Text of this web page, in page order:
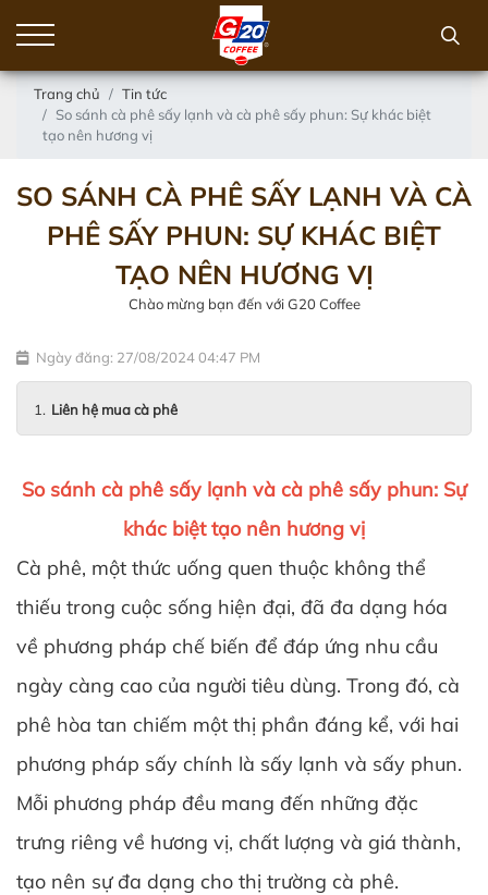
Trang chủ
Tin tức
So sánh cà phê sấy lạnh và cà phê sấy phun: Sự khác biệt
tạo nên hương vị
SO SÁNH CÀ PHÊ SẤY LẠNH VÀ CÀ
PHÊ SẤY PHUN: SỰ KHÁC BIỆT
TẠO NÊN HƯƠNG VỊ
Chào mừng bạn đến với G20 Coffee
Ngày đăng: 27/08/2024 04:47 PM
Liên hệ mua cà phê
So sánh cà phê sấy lạnh và cà phê sấy phun: Sự
khác biệt tạo nên hương vị
Cà phê, một thức uống quen thuộc không thể
thiếu trong cuộc sống hiện đại, đã đa dạng hóa
về phương pháp chế biến để đáp ứng nhu cầu
ngày càng cao của người tiêu dùng. Trong đó, cà
phê hòa tan chiếm một thị phần đáng kể, với hai
phương pháp sấy chính là sấy lạnh và sấy phun.
Mỗi phương pháp đều mang đến những đặc
trưng riêng về hương vị, chất lượng và giá thành,
tạo nên sự đa dạng cho thị trường cà phê.